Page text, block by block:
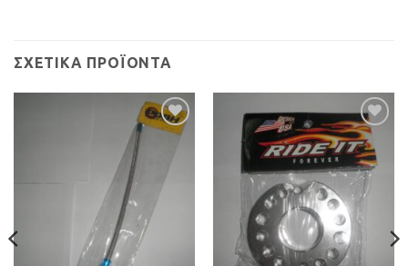
ΣΧΕΤΙΚΆ ΠΡΟΪΌΝΤΑ
Προσθήκη
στη Λίστα
Επιθυμιών
Προσθήκη
στη Λίστα
Επιθυμιών